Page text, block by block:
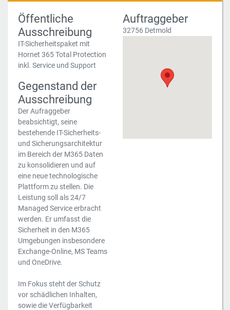
Öffentliche
Ausschreibung
IT-Sicherheitspaket mit
Hornet 365 Total Protection
inkl. Service und Support
Gegenstand der
Ausschreibung
Der Aufraggeber
beabsichtigt, seine
bestehende IT-Sicherheits-
und Sicherungsarchitektur
im Bereich der M365 Daten
zu konsolidieren und auf
eine neue technologische
Plattform zu stellen. Die
Leistung soll als 24/7
Managed Service erbracht
werden. Er umfasst die
Sicherheit in den M365
Umgebungen insbesondere
Exchange-Online, MS Teams
und OneDrive.
Im Fokus steht der Schutz
vor schädlichen Inhalten,
sowie die Verfügbarkeit
Auftraggeber
32756 Detmold